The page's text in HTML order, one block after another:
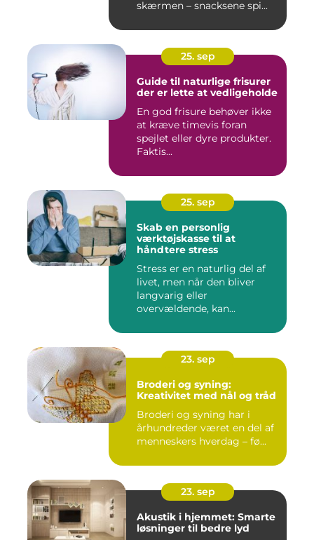
skærmen – snacksene spi...
25. sep
Guide til naturlige frisurer
der er lette at vedligeholde
En god frisure behøver ikke
at kræve timevis foran
spejlet eller dyre produkter.
Faktis...
25. sep
Skab en personlig
værktøjskasse til at
håndtere stress
Stress er en naturlig del af
livet, men når den bliver
langvarig eller
overvældende, kan...
23. sep
Broderi og syning:
Kreativitet med nål og tråd
Broderi og syning har i
århundreder været en del af
menneskers hverdag – fø...
23. sep
Akustik i hjemmet: Smarte
løsninger til bedre lyd